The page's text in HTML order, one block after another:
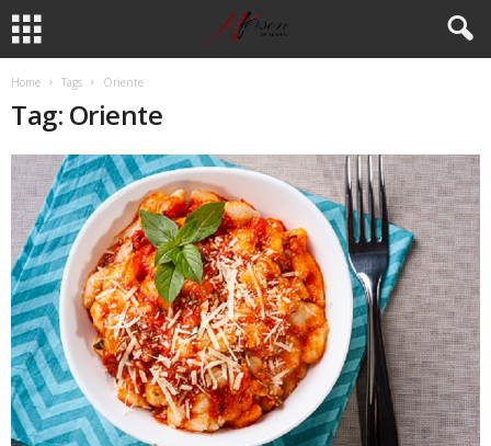
Home Tags Oriente
Tag: Oriente